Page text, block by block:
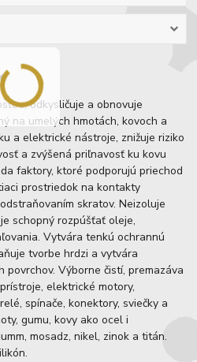
odkysličuje a obnovuje
na umelých hmotách, kovoch a
a elektrické nástroje, znižuje riziko
a zvýšená priľnavosť ku kovu
faktory, ktoré podporujú priechod
prostriedok na kontakty
skratov. Neizoluje
schopný rozpúšťať oleje,
Vytvára tenkú ochrannú
tvorbe hrdzi a vytvára
Výborne čistí, premazáva
elektrické motory,
spínače, konektory, sviečky a
gumu, kovy ako ocel i
mosadz, nikel, zinok a titán.